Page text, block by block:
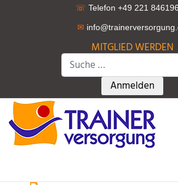
☏ Telefon +49 221
✉
MITGLIED WERDEN
Suchen
Type 2 or
Anmelden